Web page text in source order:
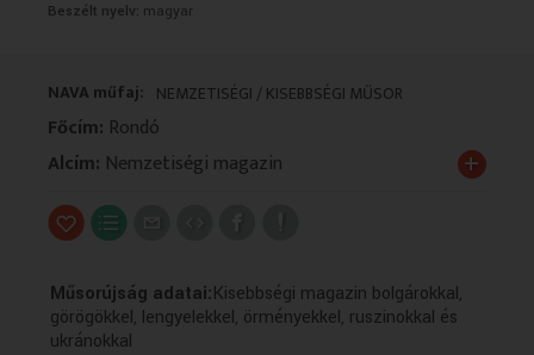
Beszélt nyelv: magyar
NAVA műfaj: NEMZETISÉGI / KISEBBSÉGI MŰSOR
Főcím: Rondó
Alcím: Nemzetiségi magazin +
Műsorújság adatai:Kisebbségi magazin bolgárokkal,
görögökkel, lengyelekkel, örményekkel, ruszinokkal és
ukránokkal